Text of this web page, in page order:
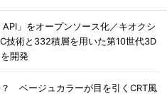
」をオープンソース化／キオクシ
技術と332積層を用いた第10世代3D
開発
？ ベージュカラーが目を引くCRT風